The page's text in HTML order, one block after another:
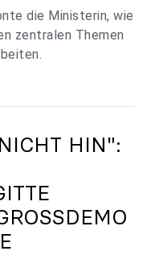
die Ministerin, wie
zentralen Themen
zum Austausch
HIN":
G